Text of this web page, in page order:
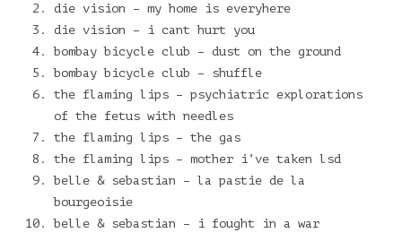
die vision – my home is everyhere
die vision – i cant hurt you
bombay bicycle club – dust on the ground
bombay bicycle club – shuffle
the flaming lips – psychiatric explorations
of the fetus with needles
the flaming lips – the gas
the flaming lips – mother i’ve taken lsd
belle & sebastian – la pastie de la
bourgeoisie
belle & sebastian – i fought in a war